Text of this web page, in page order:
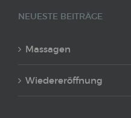
NEUESTE BEITRÄGE
Massagen
Wiedereröffnung